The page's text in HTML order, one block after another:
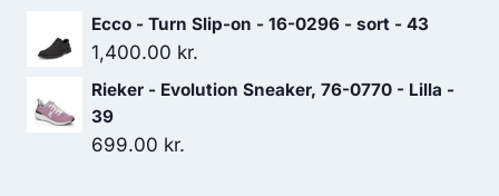
oprindelige
1,800.00 kr..
aktuelle
1,260.00 kr..
Ecco - Turn Slip-on - 16-0296 - sort - 43
1,400.00 kr.
Rieker - Evolution Sneaker, 76-0770 - Lilla -
39
699.00 kr.